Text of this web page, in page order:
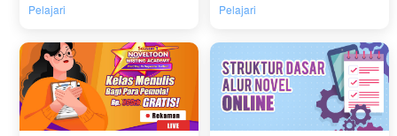
Pelajari
Pelajari